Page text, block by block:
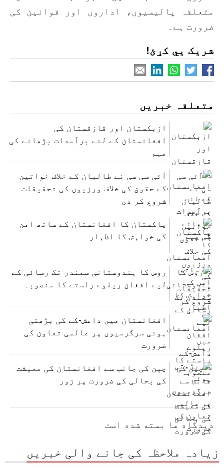
متعلقہ پالیسیوں، اداروں اور قوانین کی
ضرورت ہے۔
شریک یي کړئ!
متعلقہ خبریں
ازبکستان اور قازقستان کی
افغانستان کے لئے برآمدات بڑھانے کی
مہم
آئی سی سی نے طالبان کے خلاف خواتین
کے حقوق کی خلاف ورزیوں کی تحقیقات
شروع کر دی
پاکستان کا افغانستان کے ساتھ امن
کی خواہش کا اظہار
روس کا ہندوستانی سمندر تک رسائی کے
لیے افغان ریلوے راستے کا منصوبہ
افغانستان میں داعش-کے کی بڑھتی
ہوئی سرگرمیوں پر عالمی تعاون کی
ضرورت
چین کی جانب سے افغانستان کی معیشت
کی بحالی کی ضرورت پر زور
دیدگاه ها بسته شده است
زیادہ ملاحظہ کی جانے والی خبریں